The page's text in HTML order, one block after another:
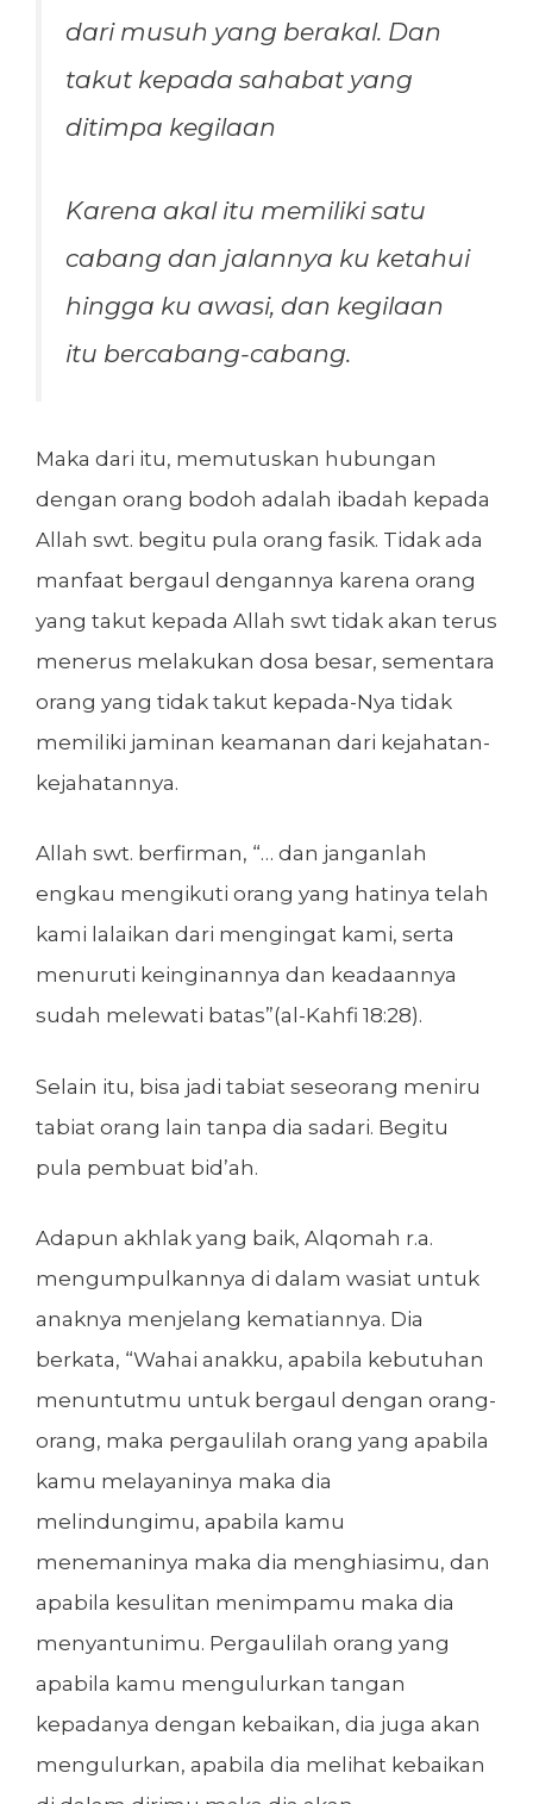
dari musuh yang berakal. Dan
takut kepada sahabat yang
ditimpa kegilaan
Karena akal itu memiliki satu
cabang dan jalannya ku ketahui
hingga ku awasi, dan kegilaan
itu bercabang-cabang.
Maka dari itu, memutuskan hubungan
dengan orang bodoh adalah ibadah kepada
Allah swt. begitu pula orang fasik. Tidak ada
manfaat bergaul dengannya karena orang
yang takut kepada Allah swt tidak akan terus
menerus melakukan dosa besar, sementara
orang yang tidak takut kepada-Nya tidak
memiliki jaminan keamanan dari kejahatan-
kejahatannya.
Allah swt. berfirman, “… dan janganlah
engkau mengikuti orang yang hatinya telah
kami lalaikan dari mengingat kami, serta
menuruti keinginannya dan keadaannya
sudah melewati batas”(al-Kahfi 18:28).
Selain itu, bisa jadi tabiat seseorang meniru
tabiat orang lain tanpa dia sadari. Begitu
pula pembuat bid’ah.
Adapun akhlak yang baik, Alqomah r.a.
mengumpulkannya di dalam wasiat untuk
anaknya menjelang kematiannya. Dia
berkata, “Wahai anakku, apabila kebutuhan
menuntutmu untuk bergaul dengan orang-
orang, maka pergaulilah orang yang apabila
kamu melayaninya maka dia
melindungimu, apabila kamu
menemaninya maka dia menghiasimu, dan
apabila kesulitan menimpamu maka dia
menyantunimu. Pergaulilah orang yang
apabila kamu mengulurkan tangan
kepadanya dengan kebaikan, dia juga akan
mengulurkan, apabila dia melihat kebaikan